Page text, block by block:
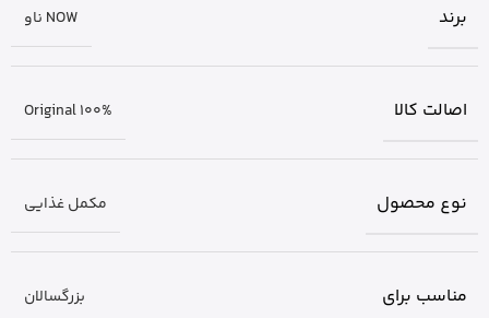
برند NOW ناو
اصالت کالا Original 100%
نوع محصول مکمل غذایی
مناسب برای بزرگسالان